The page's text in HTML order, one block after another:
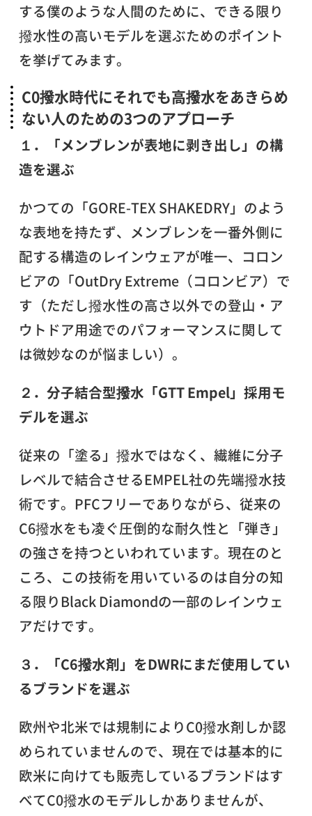
する僕のような人間のために、できる限り
撥水性の高いモデルを選ぶためのポイント
を挙げてみます。
C0撥水時代にそれでも高撥水をあきらめ
ない人のための3つのアプローチ
１．「メンブレンが表地に剥き出し」の構
造を選ぶ
かつての「GORE-TEX SHAKEDRY」のよう
な表地を持たず、メンブレンを一番外側に
配する構造のレインウェアが唯一、コロン
ビアの「OutDry Extreme（コロンビア）で
す（ただし撥水性の高さ以外での登山・ア
ウトドア用途でのパフォーマンスに関して
は微妙なのが悩ましい）。
２．分子結合型撥水「GTT Empel」採用モ
デルを選ぶ
従来の「塗る」撥水ではなく、繊維に分子
レベルで結合させるEMPEL社の先端撥水技
術です。PFCフリーでありながら、従来の
C6撥水をも凌ぐ圧倒的な耐久性と「弾き」
の強さを持つといわれています。現在のと
ころ、この技術を用いているのは自分の知
る限りBlack Diamondの一部のレインウェ
アだけです。
３．「C6撥水剤」をDWRにまだ使用してい
るブランドを選ぶ
欧州や北米では規制によりC0撥水剤しか認
められていませんので、現在では基本的に
欧米に向けても販売しているブランドはす
べてC0撥水のモデルしかありませんが、